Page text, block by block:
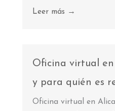
Leer más →
Oficina virtual
y para quién es
Oficina virtual en